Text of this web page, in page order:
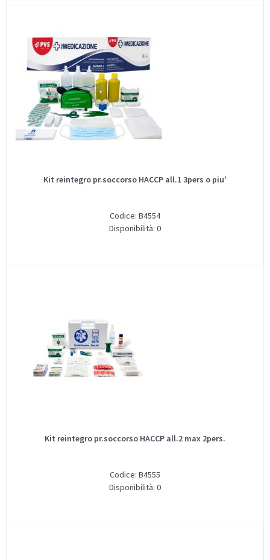
Kit reintegro pr.soccorso HACCP all.1 3pers o piu'
Codice: B4554
Disponibilità: 0
Kit reintegro pr.soccorso HACCP all.2 max 2pers.
Codice: B4555
Disponibilità: 0